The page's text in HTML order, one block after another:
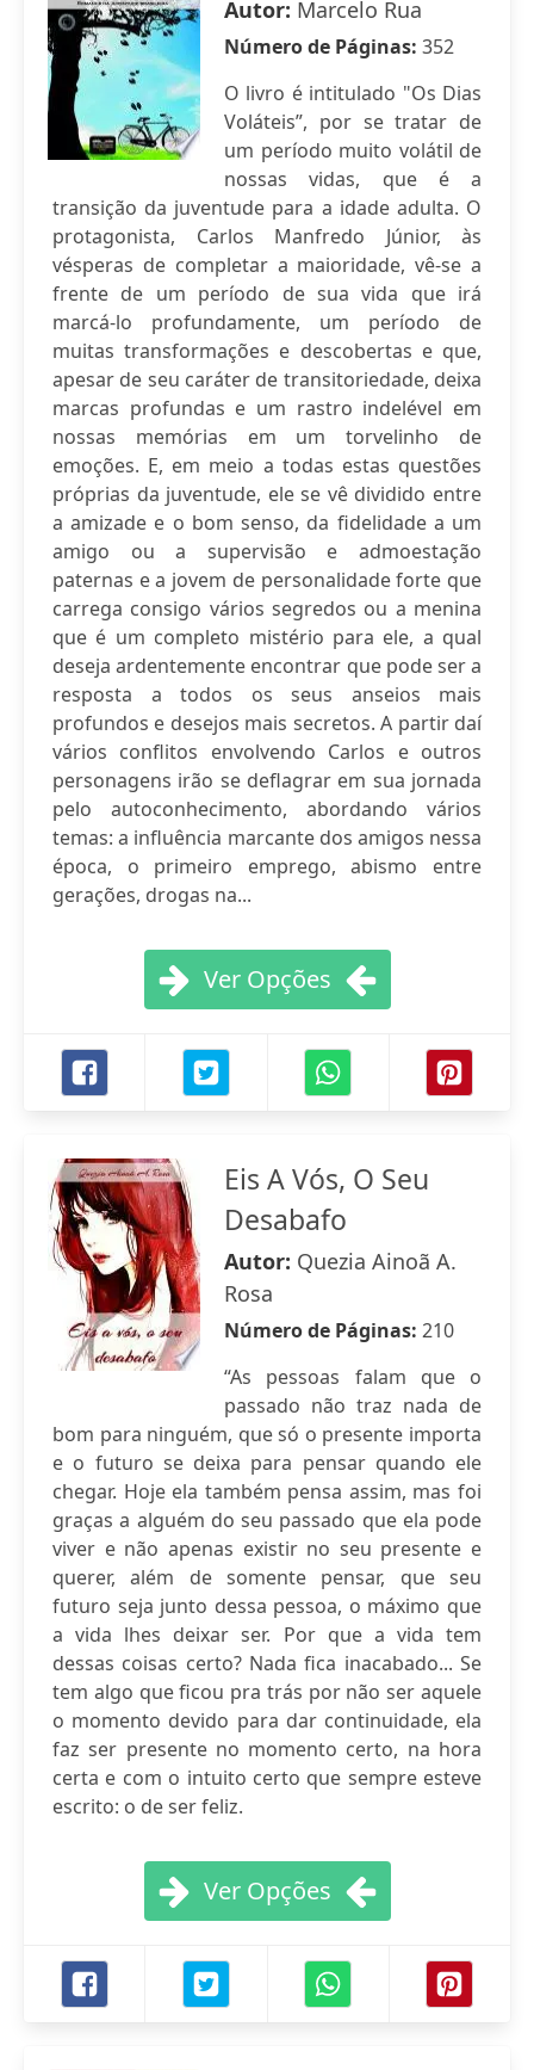
Autor: Marcelo Rua
Número de Páginas: 352
O livro é intitulado "Os Dias
Voláteis”, por se tratar de
um período muito volátil de
nossas vidas, que é a
transição da juventude para a idade adulta. O
protagonista, Carlos Manfredo Júnior, às
vésperas de completar a maioridade, vê-se a
frente de um período de sua vida que irá
marcá-lo profundamente, um período de
muitas transformações e descobertas e que,
apesar de seu caráter de transitoriedade, deixa
marcas profundas e um rastro indelével em
nossas memórias em um torvelinho de
emoções. E, em meio a todas estas questões
próprias da juventude, ele se vê dividido entre
a amizade e o bom senso, da fidelidade a um
amigo ou a supervisão e admoestação
paternas e a jovem de personalidade forte que
carrega consigo vários segredos ou a menina
que é um completo mistério para ele, a qual
deseja ardentemente encontrar que pode ser a
resposta a todos os seus anseios mais
profundos e desejos mais secretos. A partir daí
vários conflitos envolvendo Carlos e outros
personagens irão se deflagrar em sua jornada
pelo autoconhecimento, abordando vários
temas: a influência marcante dos amigos nessa
época, o primeiro emprego, abismo entre
gerações, drogas na...
Ver Opções
Eis A Vós, O Seu
Desabafo
Autor: Quezia Ainoã A.
Rosa
Número de Páginas: 210
“As pessoas falam que o
passado não traz nada de
bom para ninguém, que só o presente importa
e o futuro se deixa para pensar quando ele
chegar. Hoje ela também pensa assim, mas foi
graças a alguém do seu passado que ela pode
viver e não apenas existir no seu presente e
querer, além de somente pensar, que seu
futuro seja junto dessa pessoa, o máximo que
a vida lhes deixar ser. Por que a vida tem
dessas coisas certo? Nada fica inacabado... Se
tem algo que ficou pra trás por não ser aquele
o momento devido para dar continuidade, ela
faz ser presente no momento certo, na hora
certa e com o intuito certo que sempre esteve
escrito: o de ser feliz.
Ver Opções